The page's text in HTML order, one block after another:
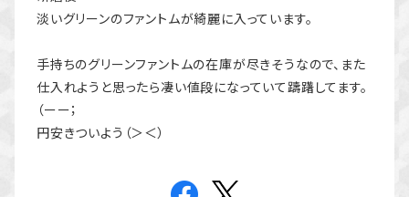
淡いグリーンのファントムが綺麗に入っています。
手持ちのグリーンファントムの在庫が尽きそうなので、また
仕入れようと思ったら凄い値段になっていて躊躇してます。
（ーー；
円安きついよう（＞＜）